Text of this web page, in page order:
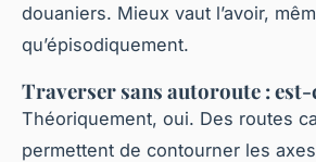
douaniers. Mieux vaut l’avoir,
qu’épisodiquement.
Traverser sans autoroute : est-
Théoriquement, oui. Des routes
permettent de contourner les